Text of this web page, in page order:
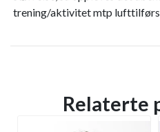
trening/aktivitet mtp
Relaterte